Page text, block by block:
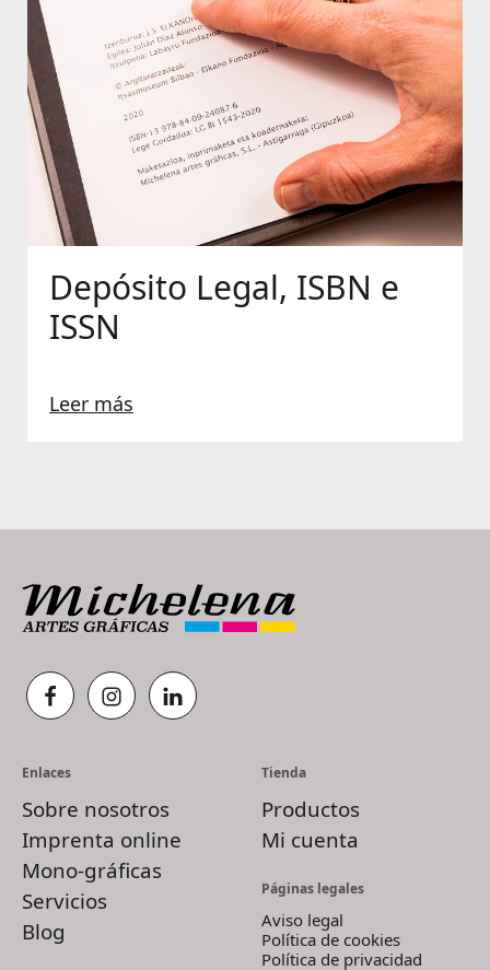
Depósito Legal, ISBN e
ISSN
Leer más
Enlaces
Sobre nosotros
Imprenta online
Mono-gráficas
Servicios
Blog
Tienda
Productos
Mi cuenta
Páginas legales
Aviso legal
Política de cookies
Política de privacidad